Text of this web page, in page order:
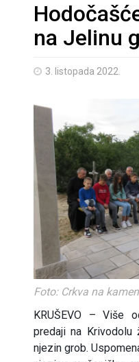
na Jelinu
3. listopada 2022.
Foto: Crkva na
KRUŠEVO – Više
predaji na
njezin grob.